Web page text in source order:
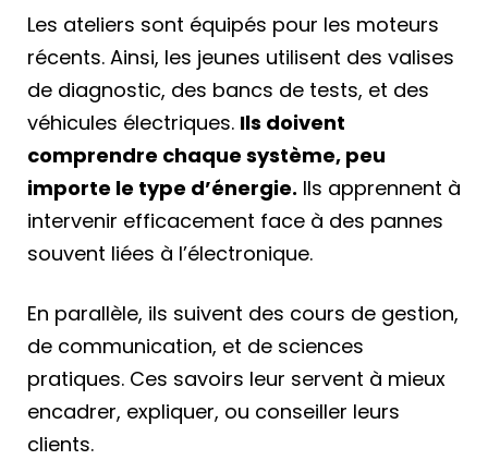
Les ateliers sont équipés pour les moteurs
récents. Ainsi, les jeunes utilisent des valises
de diagnostic, des bancs de tests, et des
véhicules électriques. Ils doivent
comprendre chaque système, peu
importe le type d’énergie. Ils apprennent à
intervenir efficacement face à des pannes
souvent liées à l’électronique.
En parallèle, ils suivent des cours de gestion,
de communication, et de sciences
pratiques. Ces savoirs leur servent à mieux
encadrer, expliquer, ou conseiller leurs
clients.